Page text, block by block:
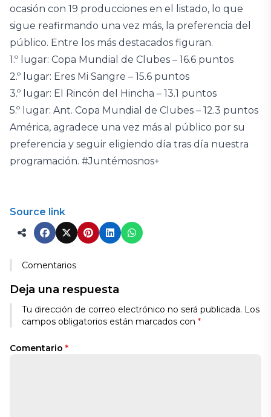
ocasión con 19 producciones en el listado, lo que
sigue reafirmando una vez más, la preferencia del
público. Entre los más destacados figuran.
1.º lugar: Copa Mundial de Clubes – 16.6 puntos
2.º lugar: Eres Mi Sangre – 15.6 puntos
3.º lugar: El Rincón del Hincha – 13.1 puntos
5.º lugar: Ant. Copa Mundial de Clubes – 12.3 puntos
América, agradece una vez más al público por su
preferencia y seguir eligiendo día tras día nuestra
programación. #Juntémosnos+
Source link
Comentarios
Deja una respuesta
Tu dirección de correo electrónico no será publicada. Los
campos obligatorios están marcados con *
Comentario *